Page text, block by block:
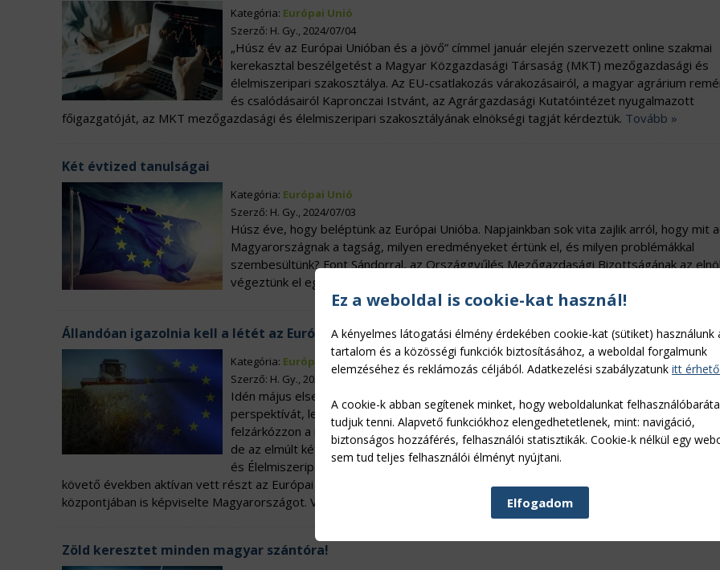
Kategória: Európai Unió
Szerző: H. Gy., 2024/07/04
„Húsz év az Európai Unióban és a jövő” címmel január elején szervezett online szakmai
kerekasztal beszélgetést a Magyar Közgazdasági Társaság (MKT) mezőgazdasági és
élelmiszeripari szakosztálya. Az EU-csatlakozás várakozásairól, a magyar agrárium
és csalódásairól Kapronczai Istvánt, az Agrárgazdasági Kutatóintézet nyugalmazott
főigazgatóját, az MKT mezőgazdasági és élelmiszeripari szakosztályának elnökségi tagját kérdeztük. Tovább »
Két évtized tanulságai
Kategória: Európai Unió
Szerző: H. Gy., 2024/07/03
Húsz éve, hogy beléptünk az Európai Unióba. Napjainkban sok vita zajlik arról, hogy mit
Magyarországnak a tagság, milyen eredményeket értünk el, és milyen problémákkal
szembesültünk? Font Sándorral, az Országgyűlés Mezőgazdasági Bizottságának az
végeztünk el egy időutazást.
Állandóan igazolnia kell a létét az Európai Uniónak
Kategória: Európai Unió
Szerző: H. Gy., 2024/05/01
Idén május elsejével töltjük be az Európai Unióban a húszéves tagságunkat. A
perspektívát, lehetőséget kapott Magyarország arra, hogy a gazdaság, benne az
felzárkózzon a nyugati színvonalhoz. Persze, már a kezdeti időszak sem volt
de az elmúlt két évtized jelentős fejlődésről tanúskodik. Dr. Mezei Dávid, az MBH Bank
és Élelmiszeripari Üzletág, agrár- és uniós kapcsolati központ vezetője az uniós
követő években aktívan vett részt az Európai Parlament mezőgazdasági bizottságának a munkájában, és a FAO római
központjában is képviselte Magyarországot. Vele beszélgettünk.
Zöld keresztet minden magyar szántóra!
Ez a weboldal is cookie-kat használ!
A kényelmes látogatási élmény érdekében cookie-kat (sütiket) használunk
tartalom és a közösségi funkciók biztosításához, a weboldal forgalmunk
elemzéséhez és reklámozás céljából. Adatkezelési szabályzatunk itt
A cookie-k abban segítenek minket, hogy weboldalunkat
tudjuk tenni. Alapvető funkciókhoz elengedhetetlenek, mint: navigáció,
biztonságos hozzáférés, felhasználói statisztikák. Cookie-k nélkül egy
sem tud teljes felhasználói élményt nyújtani.
Elfogadom